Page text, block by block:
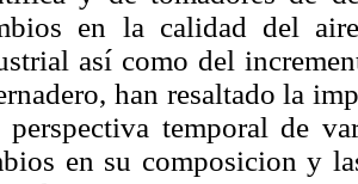
en la calidad del
así como del
han resaltado la
perspectiva temporal de
en su composicion y